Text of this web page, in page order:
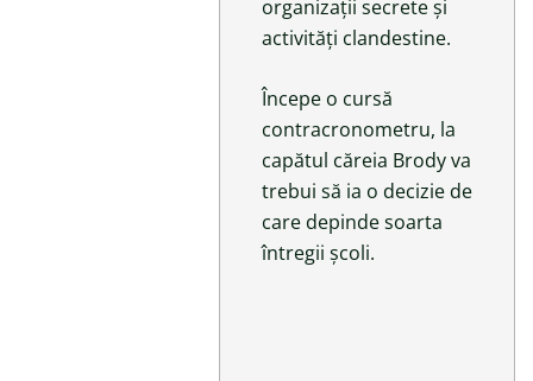
organizații secrete și
activități clandestine.
Începe o cursă
contracronometru, la
capătul căreia Brody va
trebui să ia o decizie de
care depinde soarta
întregii școli.